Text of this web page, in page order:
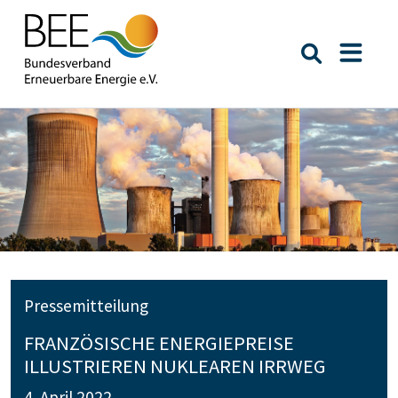
Suche
Pressemitteilung
FRANZÖSISCHE ENERGIEPREISE
ILLUSTRIEREN NUKLEAREN IRRWEG